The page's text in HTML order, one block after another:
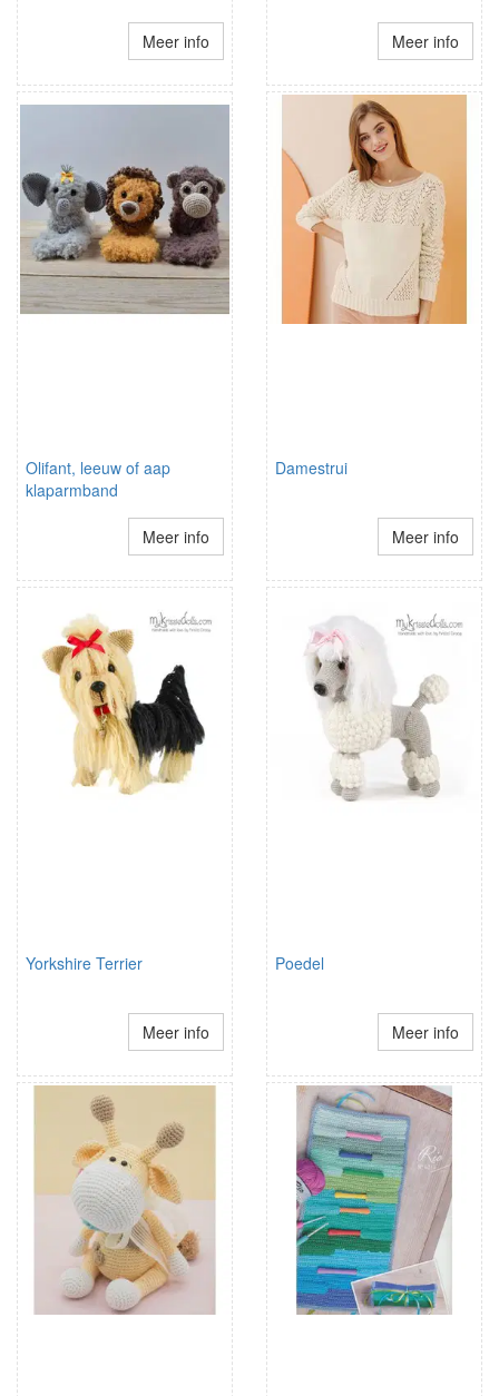
Meer info Meer info
Olifant, leeuw of aap
klaparmband
Meer info
Damestrui
Meer info
Yorkshire Terrier
Meer info
Poedel
Meer info